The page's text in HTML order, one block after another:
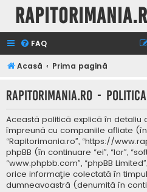
FAQ
Acasă Prima pagină
Rapitorimania.ro -
Această politică explică în detaliu
împreună cu companiile afliate (în
“Rapitorimania.ro”, “https://
phpBB (în continuare “ei”, “lor”,
“www.phpbb.com”, “phpBB
orice informaţie colectată în
dumneavoastră (denumită în